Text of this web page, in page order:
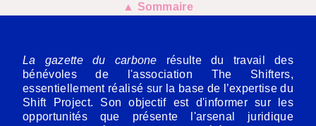
▲ Sommaire
La gazette du carbone résulte du travail des
bénévoles de l'association The Shifters,
essentiellement réalisé sur la base de l’expertise du
Shift Project. Son objectif est d'informer sur les
opportunités que présente l'arsenal juridique